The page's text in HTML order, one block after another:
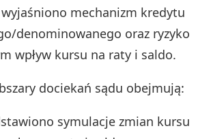
wyjaśniono mechanizm kredytu
denominowanego oraz ryzyko
wpływ kursu na raty i saldo.
dociekań sądu obejmują:
symulacje zmian kursu